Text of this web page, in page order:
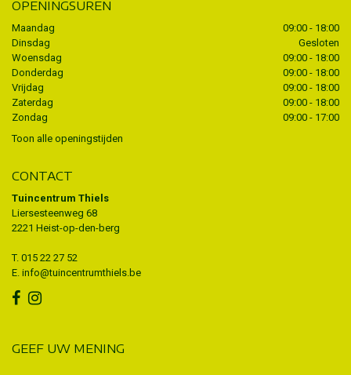
OPENINGSUREN
Maandag
09:00 - 18:00
Dinsdag
Gesloten
Woensdag
09:00 - 18:00
Donderdag
09:00 - 18:00
Vrijdag
09:00 - 18:00
Zaterdag
09:00 - 18:00
Zondag
09:00 - 17:00
Toon alle openingstijden
CONTACT
Tuincentrum Thiels
Liersesteenweg 68
2221 Heist-op-den-berg
T. 015 22 27 52
E. info@tuincentrumthiels.be
GEEF UW MENING